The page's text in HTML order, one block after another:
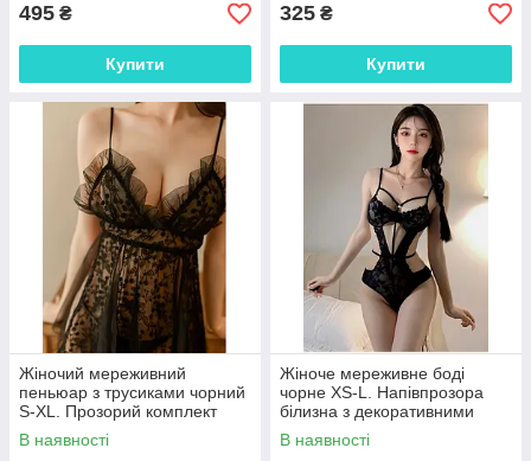
495 ₴
Купити
325 ₴
Купити
Жіночий мереживний
пеньюар з трусиками чорний
S-XL. Прозорий комплект
нічної білизни на бретелях
для романтичних вечорів
В наявності
Жіноче мереживне боді
чорне XS-L. Напівпрозора
білизна з декоративними
ремінцями та регульованими
бретелями
В наявності